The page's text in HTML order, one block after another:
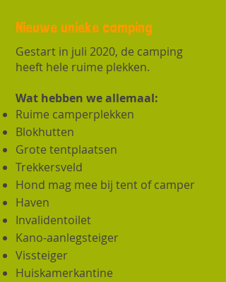
Nieuwe unieke camping
Gestart in juli 2020, de camping
heeft hele ruime plekken.
Wat hebben we allemaal:
Ruime camperplekken
Blokhutten
Grote tentplaatsen
Trekkersveld
Hond mag mee bij tent of camper
Haven
Invalidentoilet
Kano-aanlegsteiger
Vissteiger
Huiskamerkantine